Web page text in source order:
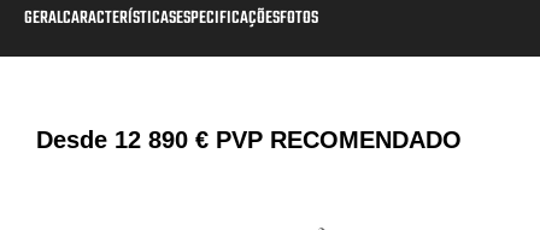
GERALCARACTERÍSTICASESPECIFICAÇÕESFOTOS
Desde 12 890 € PVP RECOMENDADO